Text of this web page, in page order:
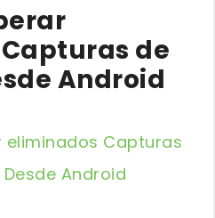
de
Android